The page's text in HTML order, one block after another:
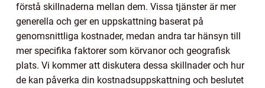
förstå skillnaderna mellan dem. Vissa tjänster är mer
generella och ger en uppskattning baserat på
genomsnittliga kostnader, medan andra tar hänsyn till
mer specifika faktorer som körvanor och geografisk
plats. Vi kommer att diskutera dessa skillnader och hur
de kan påverka din kostnadsuppskattning och beslutet